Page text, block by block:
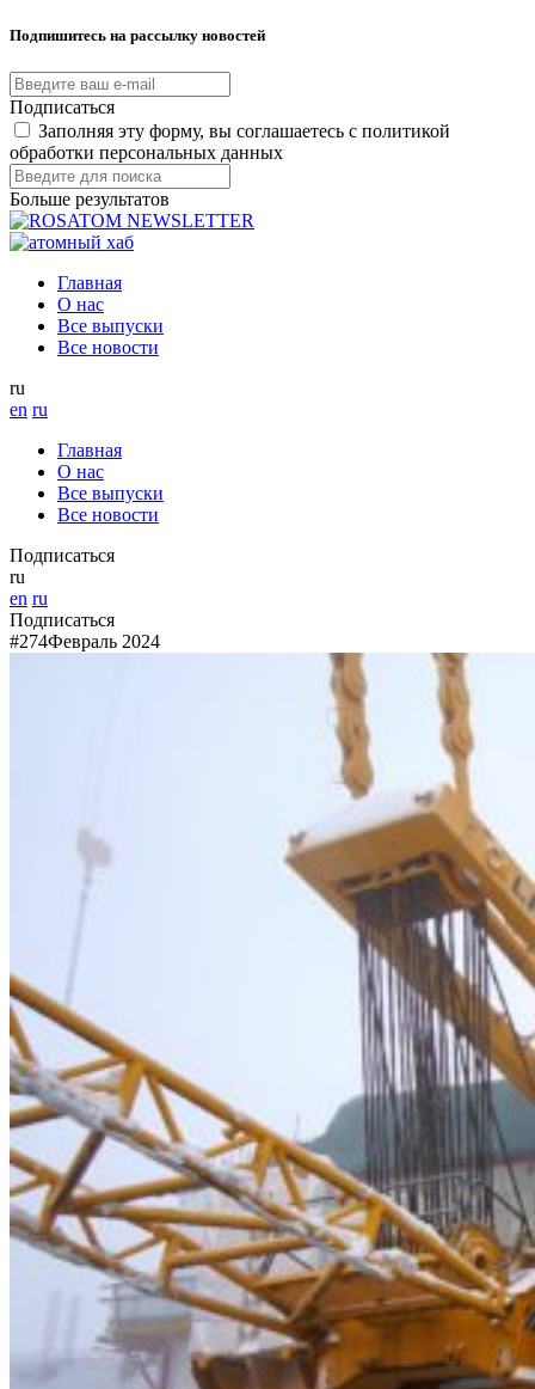
Подпишитесь на рассылку новостей
Подписаться
Заполняя эту форму, вы соглашаетесь с политикой
обработки персональных данных
Больше результатов
Главная
О нас
Все выпуски
Все новости
ru
en ru
Главная
О нас
Все выпуски
Все новости
Подписаться
ru
en ru
Подписаться
#274Февраль 2024